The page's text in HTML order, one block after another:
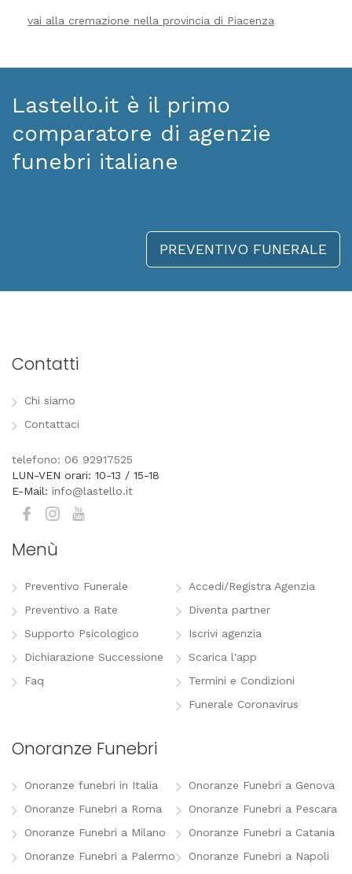
vai alla cremazione nella provincia di Piacenza
Lastello.it è il primo
comparatore di agenzie
funebri italiane
PREVENTIVO FUNERALE
Contatti
Chi siamo
Contattaci
telefono: 06 92917525
LUN-VEN orari: 10-13 / 15-18
E-Mail: info@lastello.it
Menù
Preventivo Funerale
Preventivo a Rate
Supporto Psicologico
Dichiarazione Successione
Faq
Accedi/Registra Agenzia
Diventa partner
Iscrivi agenzia
Scarica l'app
Termini e Condizioni
Funerale Coronavirus
Onoranze Funebri
Onoranze funebri in Italia
Onoranze Funebri a Roma
Onoranze Funebri a Milano
Onoranze Funebri a Palermo
Onoranze Funebri a Genova
Onoranze Funebri a Pescara
Onoranze Funebri a Catania
Onoranze Funebri a Napoli